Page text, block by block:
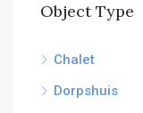
Object Type
Chalet
Dorpshuis